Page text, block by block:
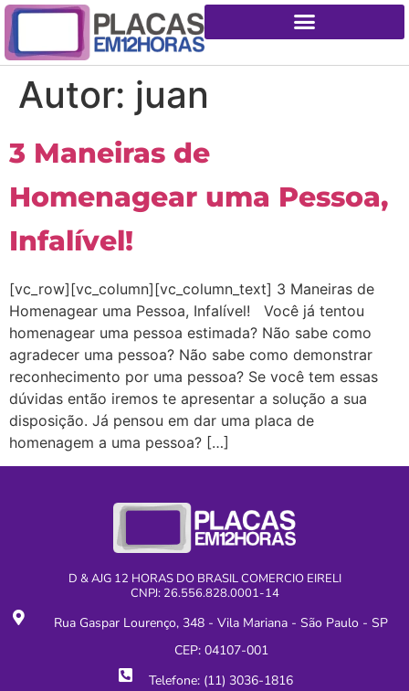
Autor: juan
3 Maneiras de
Homenagear uma Pessoa,
Infalível!
[vc_row][vc_column][vc_column_text] 3 Maneiras de
Homenagear uma Pessoa, Infalível! Você já tentou
homenagear uma pessoa estimada? Não sabe como
agradecer uma pessoa? Não sabe como demonstrar
reconhecimento por uma pessoa? Se você tem essas
dúvidas então iremos te apresentar a solução a sua
disposição. Já pensou em dar uma placa de
homenagem a uma pessoa? […]
D & AJG 12 HORAS DO BRASIL COMERCIO EIRELI
CNPJ: 26.556.828.0001-14
Rua Gaspar Lourenço, 348 - Vila Mariana - São Paulo - SP
CEP: 04107-001
Telefone: (11) 3036-1816